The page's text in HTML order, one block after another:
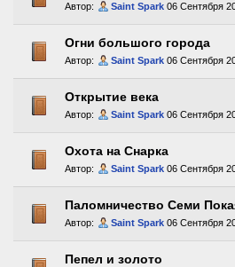
Автор: Saint Spark 06 Сентября
Огни большого города
Автор: Saint Spark 06 Сентября
Открытие века
Автор: Saint Spark 06 Сентября
Охота на Снарка
Автор: Saint Spark 06 Сентября
Паломничество Семи
Автор: Saint Spark 06 Сентября
Пепел и золото